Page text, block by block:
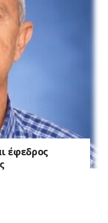
έφεδρος